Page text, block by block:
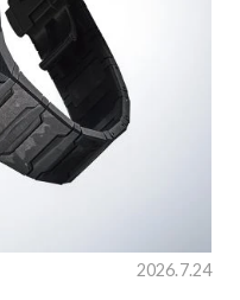
2026.7.24